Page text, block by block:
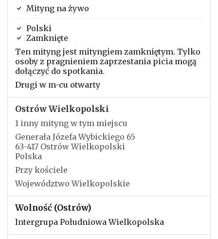
Mityng na żywo
Polski
Zamknięte
Ten mityng jest mityngiem zamkniętym. Tylko
osoby z pragnieniem zaprzestania picia mogą
dołączyć do spotkania.
Drugi w m-cu otwarty
Ostrów Wielkopolski
1 inny mityng w tym miejscu
Generała Józefa Wybickiego 65
63-417 Ostrów Wielkopolski
Polska
Przy kościele
Województwo Wielkopolskie
Wolność (Ostrów)
Intergrupa Południowa Wielkopolska